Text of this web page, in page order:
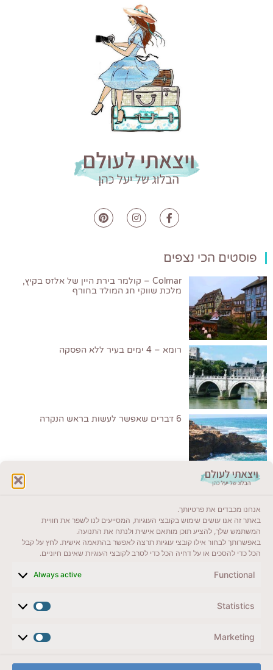
אנחנו מכבדים את פרטיותך.
באתר זה אנו עושים שימוש בקובצי העוגיות, המסייעים לנו לשפר את חוויית
המשתמש שלך, להציע תוכן מותאם אישית ולנתח את התנועה.
באפשרותך לבחור אילו קובצי עוגיות תרצה לאפשר בהתאמה אישית. לחץ על קבל
הכל כדי להסכים או על דחיה הכל כדי לסרב לקובצי העוגיות שאינם חיוניים.
Functional
Always active
Statistics
Marketing
פוסטים הכי נצפים
Colmar – קולמר בירת היין של אלזס בקיץ,
מלכת שווקי חג המולד בחורף
רומא – 4 ימים בעיר ללא הפסקה
6 דברים שאפשר לעשות בראש הנקרה
ייעדים מומלצים
מדריכים ועזרים
לשליחת הודעת וואטסאפ
veyatsati.laolam@gmail.com